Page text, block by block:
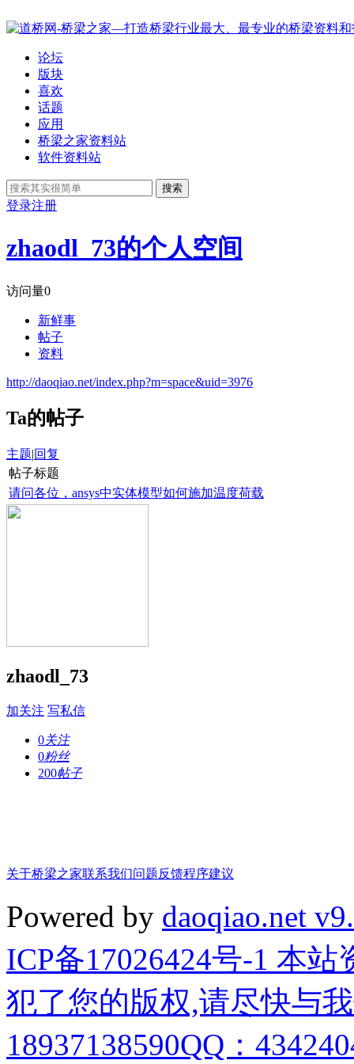
论坛
版块
喜欢
话题
应用
桥梁之家资料站
软件资料站
搜索
登录注册
zhaodl_73的个人空间
访问量0
新鲜事
帖子
资料
http://daoqiao.net/index.php?m=space&uid=3976
Ta的帖子
主题|回复
帖子标题
请问各位，ansys中实体模型如何施加温度荷载
zhaodl_73
加关注 写私信
0关注
0粉丝
200帖子
关于桥梁之家联系我们问题反馈程序建议
Powered by daoqiao.net
ICP备17026424号-1 本
犯了您的版权,请尽快与
18937138590QQ：